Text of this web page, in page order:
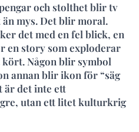
och stolthet blir tv
mys. Det blir moral.
det med en fel blick, en
en story som exploderar
Någon blir symbol
annan blir ikon för “säg
är det inte ett
utan ett litet kulturkrig